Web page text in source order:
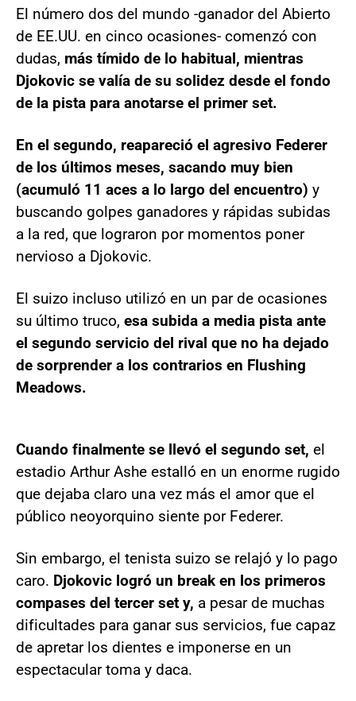
El número dos del mundo -ganador del Abierto
de EE.UU. en cinco ocasiones- comenzó con
dudas, más tímido de lo habitual, mientras
Djokovic se valía de su solidez desde el fondo
de la pista para anotarse el primer set.
En el segundo, reapareció el agresivo Federer
de los últimos meses, sacando muy bien
(acumuló 11 aces a lo largo del encuentro) y
buscando golpes ganadores y rápidas subidas
a la red, que lograron por momentos poner
nervioso a Djokovic.
El suizo incluso utilizó en un par de ocasiones
su último truco, esa subida a media pista ante
el segundo servicio del rival que no ha dejado
de sorprender a los contrarios en Flushing
Meadows.
Cuando finalmente se llevó el segundo set, el
estadio Arthur Ashe estalló en un enorme rugido
que dejaba claro una vez más el amor que el
público neoyorquino siente por Federer.
Sin embargo, el tenista suizo se relajó y lo pago
caro. Djokovic logró un break en los primeros
compases del tercer set y, a pesar de muchas
dificultades para ganar sus servicios, fue capaz
de apretar los dientes e imponerse en un
espectacular toma y daca.